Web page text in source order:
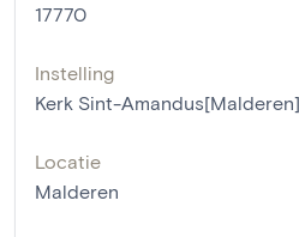
17770
Instelling
Kerk Sint-Amandus[Malderen]
Locatie
Malderen